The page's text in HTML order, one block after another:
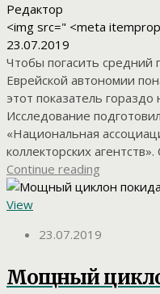
Редактор
<img src=" <meta
23.07.2019
Чтобы погасить средний
Еврейской автономии
этот показатель
Исследование
«Национальная
коллекторских агентств».
Continue reading
View
23.07.2019
Мощный